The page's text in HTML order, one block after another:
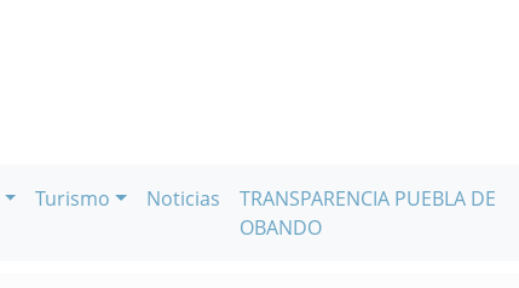
Turismo Noticias
TRANSPARENCIA PUEBLA DE
OBANDO